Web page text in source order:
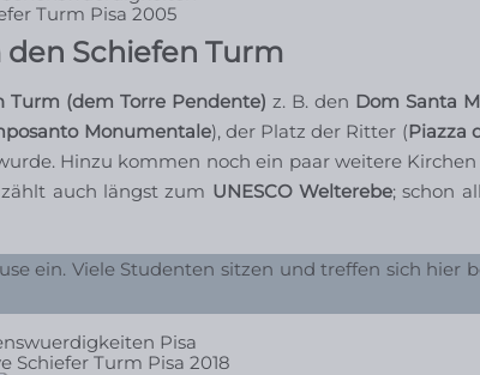
Turm Pisa 2005
Schiefen Turm
Turm (dem Torre Pendente) z. B. den Dom Santa
Monumentale), der Platz der Ritter (Piazza
Hinzu kommen noch ein paar weitere
zählt auch längst zum UNESCO Welterebe; schon
ein. Viele Studenten sitzen und treffen sich hier
Schiefer Turm Pisa 2018